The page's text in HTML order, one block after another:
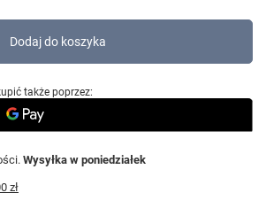
Dodaj do koszyka
także poprzez:
Wysyłka w poniedziałek
zł